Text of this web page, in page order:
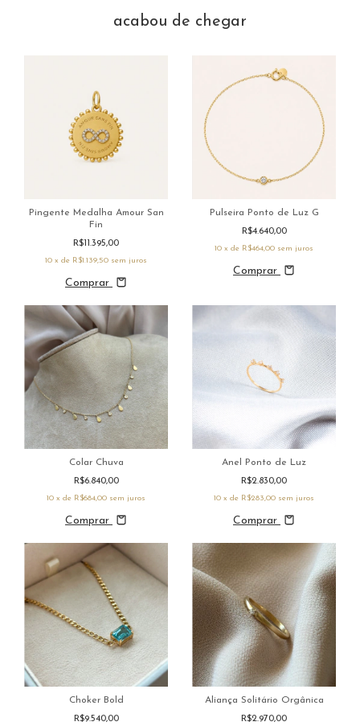
acabou de chegar
Pingente Medalha Amour San
Fin
R$11.395,00
10 x de R$1.139,50 sem juros
Comprar
Pulseira Ponto de Luz G
R$4.640,00
10 x de R$464,00 sem juros
Comprar
Colar Chuva
R$6.840,00
10 x de R$684,00 sem juros
Comprar
Anel Ponto de Luz
R$2.830,00
10 x de R$283,00 sem juros
Comprar
Choker Bold
R$9.540,00
Aliança Solitário Orgânica
R$2.970,00